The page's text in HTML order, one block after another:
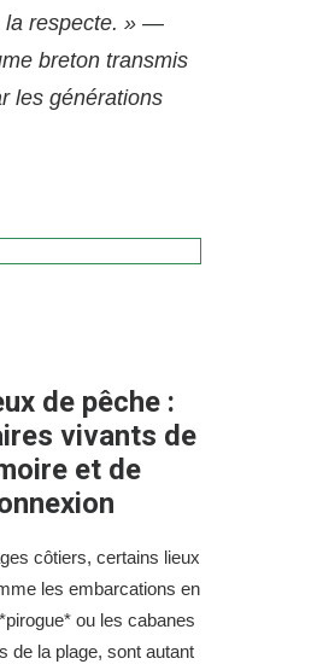
la respecte. » —
breton transmis
les générations
de pêche :
vivants de
et de
côtiers, certains lieux
les embarcations en
ou les cabanes
de la plage, sont autant